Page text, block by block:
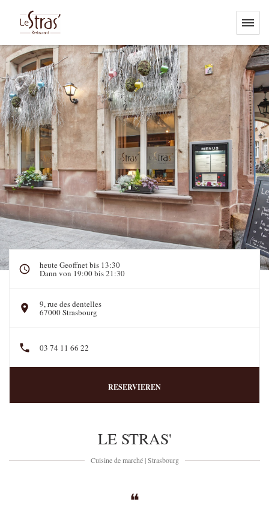
heute Geoffnet bis 13:30
Dann von 19:00 bis 21:30
9, rue des dentelles
67000 Strasbourg
03 74 11 66 22
RESERVIEREN
LE STRAS'
Cuisine de marché|Strasbourg